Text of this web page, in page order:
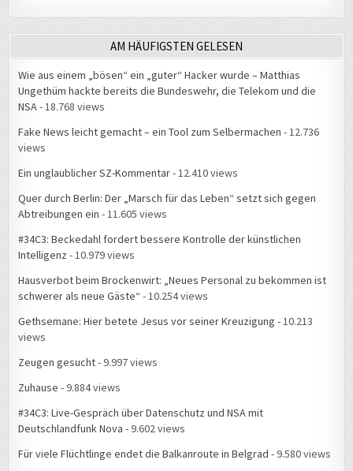
AM HÄUFIGSTEN GELESEN
Wie aus einem „bösen“ ein „guter“ Hacker wurde – Matthias
Ungethüm hackte bereits die Bundeswehr, die Telekom und die
NSA- 18.768 views
Fake News leicht gemacht – ein Tool zum Selbermachen - 12.736
views
Ein unglaublicher SZ-Kommentar- 12.410 views
Quer durch Berlin: Der „Marsch für das Leben“ setzt sich gegen
Abtreibungen ein - 11.605 views
#34C3: Beckedahl fordert bessere Kontrolle der künstlichen
Intelligenz - 10.979 views
Hausverbot beim Brockenwirt: „Neues Personal zu bekommen ist
schwerer als neue Gäste“ - 10.254 views
Gethsemane: Hier betete Jesus vor seiner Kreuzigung - 10.213
views
Zeugen gesucht- 9.997 views
Zuhause - 9.884 views
#34C3: Live-Gespräch über Datenschutz und NSA mit
Deutschlandfunk Nova - 9.602 views
Für viele Flüchtlinge endet die Balkanroute in Belgrad - 9.580 views